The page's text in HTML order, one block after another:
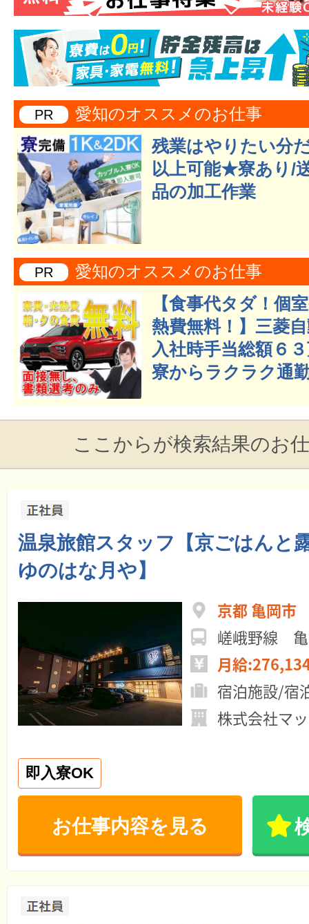
PR 愛知のオススメのお仕事
残業はやりたい分
以上可能★寮あり/
品の加工作業
PR 愛知のオススメのお仕事
【食事代タダ！個
熱費無料！】三菱
入社時手当総額６
寮からラクラク通
ここからが検索結果のお
温泉旅館スタッフ【京ごはんと
ゆのはな月や】
京都 亀岡市
嵯峨野線 亀
月給
宿泊施設/宿
株式会社マ
即入寮OK
お仕事内容を見る